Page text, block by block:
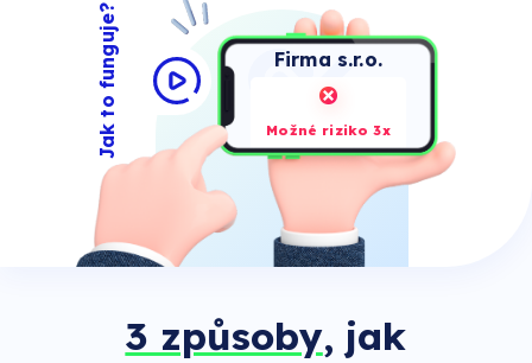
Jak to funguje? Firma s.r.o.
Možné riziko 3x
3 způsoby, jak